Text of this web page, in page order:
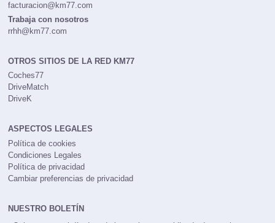
facturacion@km77.com
Trabaja con nosotros
rrhh@km77.com
OTROS SITIOS DE LA RED KM77
Coches77
DriveMatch
DriveK
ASPECTOS LEGALES
Política de cookies
Condiciones Legales
Política de privacidad
Cambiar preferencias de privacidad
NUESTRO BOLETÍN